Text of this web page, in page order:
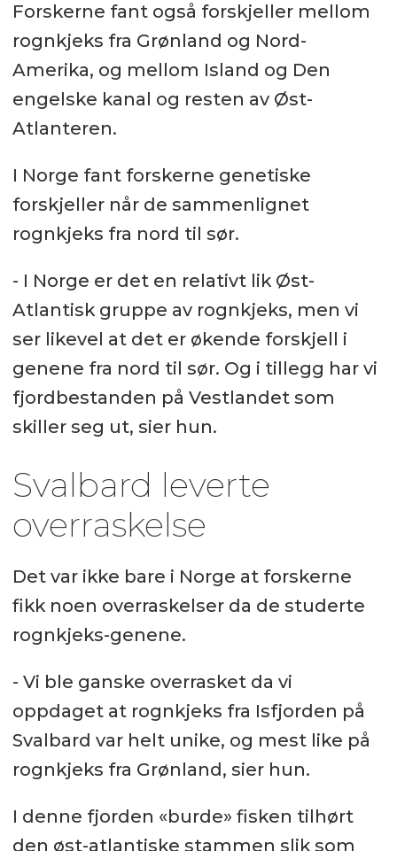
Forskerne fant også forskjeller mellom
rognkjeks fra Grønland og Nord-
Amerika, og mellom Island og Den
engelske kanal og resten av Øst-
Atlanteren.
I Norge fant forskerne genetiske
forskjeller når de sammenlignet
rognkjeks fra nord til sør.
- I Norge er det en relativt lik Øst-
Atlantisk gruppe av rognkjeks, men vi
ser likevel at det er økende forskjell i
genene fra nord til sør. Og i tillegg har vi
fjordbestanden på Vestlandet som
skiller seg ut, sier hun.
Svalbard leverte
overraskelse
Det var ikke bare i Norge at forskerne
fikk noen overraskelser da de studerte
rognkjeks-genene.
- Vi ble ganske overrasket da vi
oppdaget at rognkjeks fra Isfjorden på
Svalbard var helt unike, og mest like på
rognkjeks fra Grønland, sier hun.
I denne fjorden «burde» fisken tilhørt
den øst-atlantiske stammen slik som